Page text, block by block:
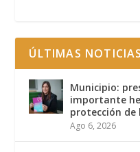
ÚLTIMAS NOTICIAS
Municipio:
importante
protección de
Ago 6, 2026